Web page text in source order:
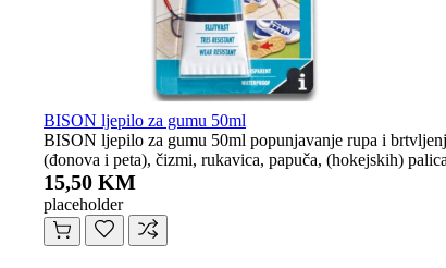
BISON ljepilo za gumu 50ml
BISON ljepilo za gumu 50ml popunjavanje rupa i
(đonova i peta), čizmi, rukavica, papuča, (hokejskih)
15,50 KM
placeholder